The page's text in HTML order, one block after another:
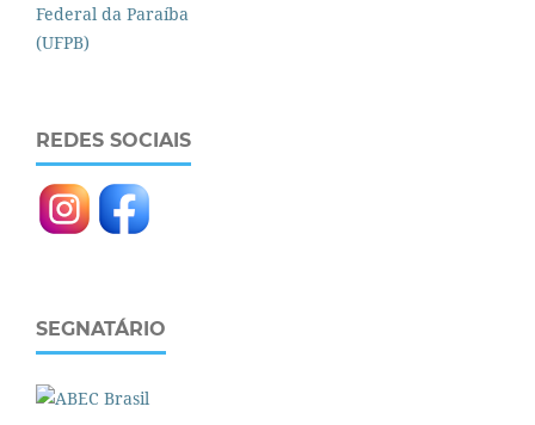
REDES SOCIAIS
SEGNATÁRIO